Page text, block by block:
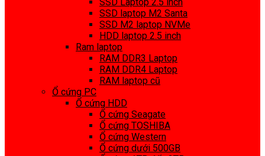
SSD laptop M2 Santa
SSD M2 laptop NVMe
HDD laptop 2.5 inch
Ram laptop
RAM DDR3 Laptop
RAM DDR4 Laptop
RAM laptop cũ
Ổ cứng PC
Ổ cứng HDD
Ổ cứng Seagate
Ổ cứng TOSHIBA
Ổ cứng Western
Ổ cứng dưới 500GB